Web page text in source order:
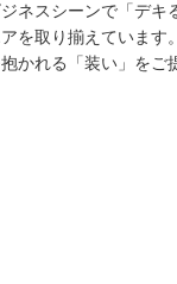
ネスシーンで「デキ
を取り揃えています
かれる「装い」をご